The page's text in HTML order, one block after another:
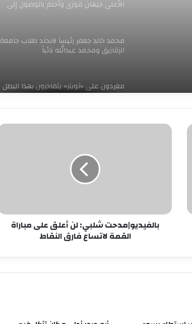
الأعلى جيهان فوزى وأحلم بالوصول إلى
محمد خالد جعفر رئيساً لاتحاد طلاب جامعة
الزقازيق ومحمد عبدالله نائباً
مغردون على «تويتر» يتفاخرون بهذا البطل
كبسولة قانونية..ماهية الإفراج الشرطي
تعرف على الهرمون المسؤول عن الحب
بهؤلاء فورًا
العاجلة لاتهامها بخدش الحياء العام
بالفيديو|
لاتساع
بالفيديو|مدحت شلبي: لن أعلق على مباراة
القمة لاتساع فارق النقاط